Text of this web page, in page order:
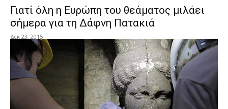
Γιατί όλη η Ευρώπη του θεάματος μιλάει
σήμερα για τη Δάφνη Πατακιά
Δεκ 23, 2015